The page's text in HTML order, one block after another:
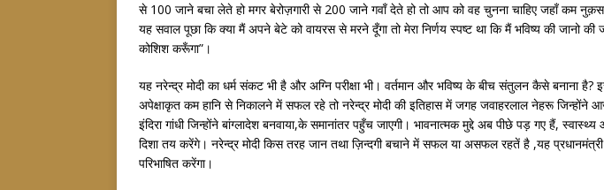
से 100 जाने बचा लेते हो मगर बेरोज़गारी से 200 जाने गवाँ देते हो तो आप को वह चुनना चाहिए जहाँ कम
यह सवाल पूछा कि क्या मैं अपने बेटे को वायरस से मरने दूँगा तो मेरा निर्णय स्पष्ट था कि मैं भविष्य की जानो की
कोशिश करूँगा”।
यह नरेन्द्र मोदी का धर्म संकट भी है और अग्नि परीक्षा भी। वर्तमान और भविष्य के बीच संतुलन कैसे बनाना है?
अपेक्षाकृत कम हानि से निकालने में सफल रहे तो नरेन्द्र मोदी की इतिहास में जगह जवाहरलाल नेहरू जिन्होंने
इंदिरा गांधी जिन्होंने बांग्लादेश बनवाया,के समानांतर पहुँच जाएगी। भावनात्मक मुद्दे अब पीछे पड़ गए हैं,
दिशा तय करेंगे। नरेन्द्र मोदी किस तरह जान तथा ज़िन्दगी बचाने में सफल या असफल रहतें है ,यह
परिभाषित करेंगा।